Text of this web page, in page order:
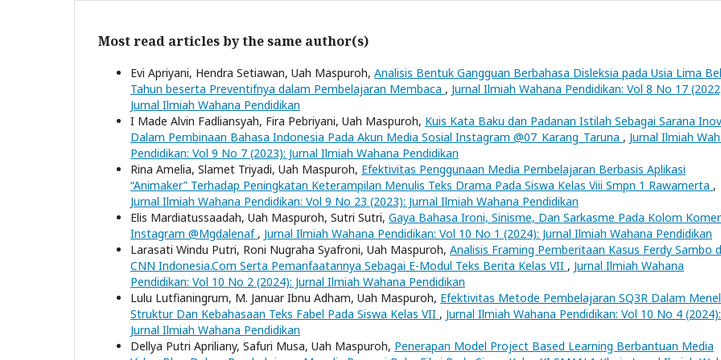
Most read articles by the same author(s)
Evi Apriyani, Hendra Setiawan, Uah Maspuroh, Analisis Bentuk Gangguan Berbahasa Disleksia pada Usia Lima
Tahun beserta Preventifnya dalam Pembelajaran Membaca , Jurnal Ilmiah Wahana Pendidikan: Vol 8 No 17
Jurnal Ilmiah Wahana Pendidikan
I Made Alvin Fadliansyah, Fira Pebriyani, Uah Maspuroh, Kuis Kata Baku dan Padanan Istilah Sebagai Sarana
Dalam Pembinaan Bahasa Indonesia Pada Akun Media Sosial Instagram @07_Karang_Taruna , Jurnal Ilmiah
Pendidikan: Vol 9 No 7 (2023): Jurnal Ilmiah Wahana Pendidikan
Rina Amelia, Slamet Triyadi, Uah Maspuroh, Efektivitas Penggunaan Media Pembelajaran Berbasis Aplikasi
“Animaker” Terhadap Peningkatan Keterampilan Menulis Teks Drama Pada Siswa Kelas Viii Smpn 1 Rawamerta ,
Jurnal Ilmiah Wahana Pendidikan: Vol 9 No 23 (2023): Jurnal Ilmiah Wahana Pendidikan
Elis Mardiatussaadah, Uah Maspuroh, Sutri Sutri, Gaya Bahasa Ironi, Sinisme, Dan Sarkasme Pada Kolom
Instagram @Mgdalenaf , Jurnal Ilmiah Wahana Pendidikan: Vol 10 No 1 (2024): Jurnal Ilmiah Wahana Pendidikan
Larasati Windu Putri, Roni Nugraha Syafroni, Uah Maspuroh, Analisis Framing Pemberitaan Kasus Ferdy Sambo
CNN Indonesia.Com Serta Pemanfaatannya Sebagai E-Modul Teks Berita Kelas VII , Jurnal Ilmiah Wahana
Pendidikan: Vol 10 No 2 (2024): Jurnal Ilmiah Wahana Pendidikan
Lulu Lutfianingrum, M. Januar Ibnu Adham, Uah Maspuroh, Efektivitas Metode Pembelajaran SQ3R Dalam
Struktur Dan Kebahasaan Teks Fabel Pada Siswa Kelas VII , Jurnal Ilmiah Wahana Pendidikan: Vol 10 No 4 (2024):
Jurnal Ilmiah Wahana Pendidikan
Dellya Putri Apriliany, Safuri Musa, Uah Maspuroh, Penerapan Model Project Based Learning Berbantuan Media